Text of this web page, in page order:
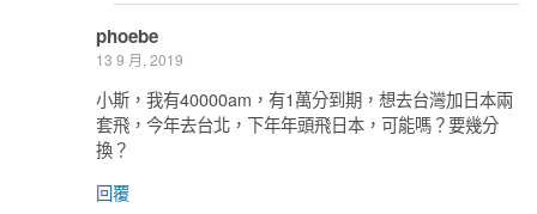
phoebe
13 9 月, 2019
小斯，我有40000am，有1萬分到期，想去台灣加日本兩
套飛，今年去台北，下年年頭飛日本，可能嗎？要幾分
換？
回覆